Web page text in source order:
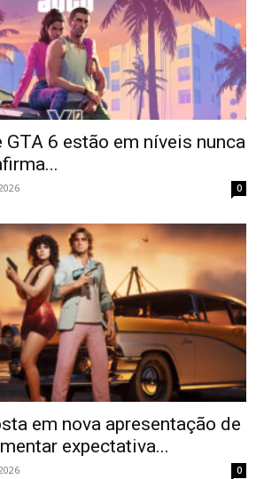
GTA 6 estão em níveis nunca
0
em nova apresentação de
expectativa...
0